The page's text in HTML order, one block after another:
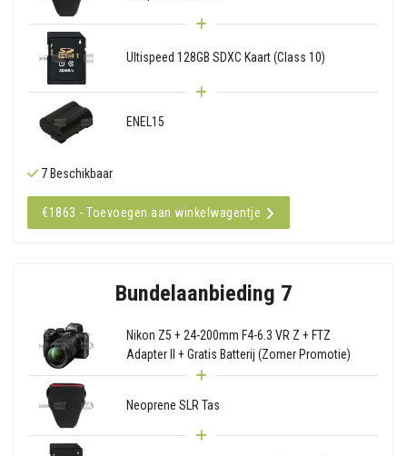
Ultispeed 128GB SDXC Kaart (Class 10)
ENEL15
7 Beschikbaar
€1863 - Toevoegen aan winkelwagentje
Bundelaanbieding 7
Nikon Z5 + 24-200mm F4-6.3 VR Z + FTZ
Adapter II + Gratis Batterij (Zomer Promotie)
Neoprene SLR Tas